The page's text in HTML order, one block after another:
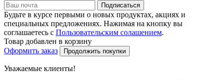
Подписаться
Будьте в курсе первыми о новых продуктах, акциях и
специальных предложениях. Нажимая на кнопку вы
соглашаетесь с Пользовательским солашением.
Товар добавлен в корзину
Оформить заказ
Продолжить покупки
Уважаемые клиенты!